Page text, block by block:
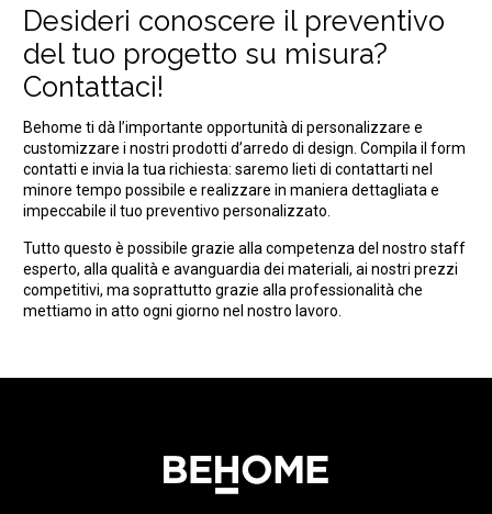
Desideri conoscere il preventivo
del tuo progetto su misura?
Contattaci!
Behome ti dà l’importante opportunità di personalizzare e
customizzare i nostri prodotti d’arredo di design. Compila il form
contatti e invia la tua richiesta: saremo lieti di contattarti nel
minore tempo possibile e realizzare in maniera dettagliata e
impeccabile il tuo preventivo personalizzato.
Tutto questo è possibile grazie alla competenza del nostro staff
esperto, alla qualità e avanguardia dei materiali, ai nostri prezzi
competitivi, ma soprattutto grazie alla professionalità che
mettiamo in atto ogni giorno nel nostro lavoro.